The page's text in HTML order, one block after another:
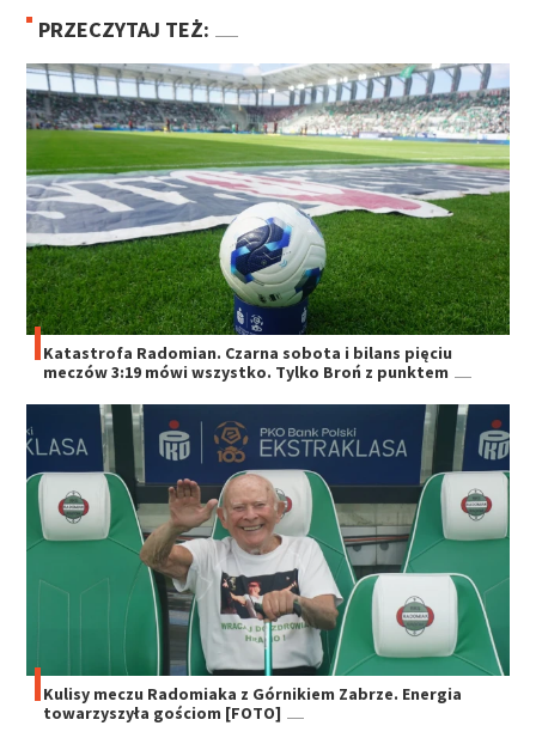
PRZECZYTAJ TEŻ:
Katastrofa Radomian. Czarna sobota i bilans pięciu
meczów 3:19 mówi wszystko. Tylko Broń z punktem
Kulisy meczu Radomiaka z Górnikiem Zabrze. Energia
towarzyszyła gościom [FOTO]